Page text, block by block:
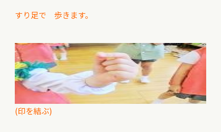
すり足で 歩きます。
(印を結ぶ)